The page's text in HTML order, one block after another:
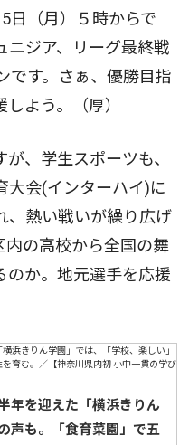
日（月）５時からで
ニジア、リーグ最終戦
です。さぁ、優勝目指
よう。（厚）
、学生スポーツも、
大会(インターハイ)に
、熱い戦いが繰り広げ
内の高校から全国の舞
のか。地元選手を応援
年を迎えた「横浜きりん
声も。「食育菜園」で五